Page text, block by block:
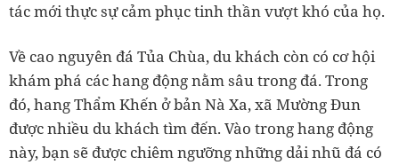
tác mới thực sự cảm phục tinh thần vượt khó của họ.
Về cao nguyên đá Tủa Chùa, du khách còn có cơ hội
khám phá các hang động nằm sâu trong đá. Trong
đó, hang Thẩm Khến ở bản Nà Xa, xã Mường Đun
được nhiều du khách tìm đến. Vào trong hang động
này, bạn sẽ được chiêm ngưỡng những dải nhũ đá có